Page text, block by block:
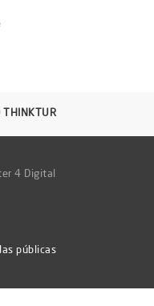
THINKTUR
4 Digital
públicas